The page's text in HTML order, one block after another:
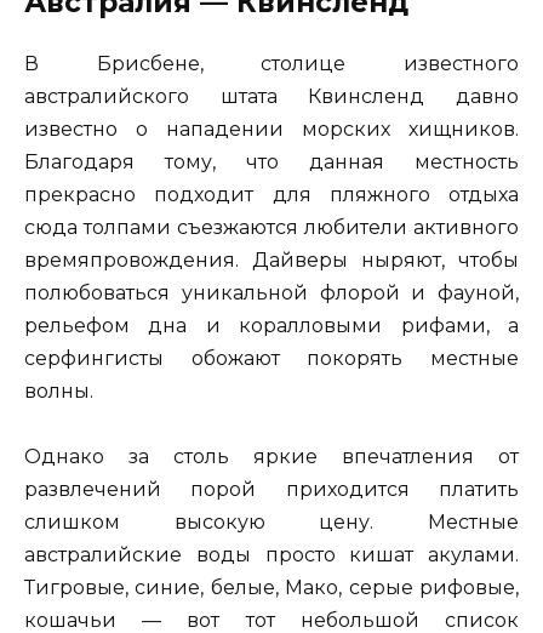
В Брисбене, столице известного
австралийского штата Квинсленд давно
известно о нападении морских хищников.
Благодаря тому, что данная местность
прекрасно подходит для пляжного отдыха
сюда толпами съезжаются любители активного
времяпровождения. Дайверы ныряют, чтобы
полюбоваться уникальной флорой и фауной,
рельефом дна и коралловыми рифами, а
серфингисты обожают покорять местные
волны.
Однако за столь яркие впечатления от
развлечений порой приходится платить
слишком высокую цену. Местные
австралийские воды просто кишат акулами.
Тигровые, синие, белые, Мако, серые рифовые,
кошачьи — вот тот небольшой список